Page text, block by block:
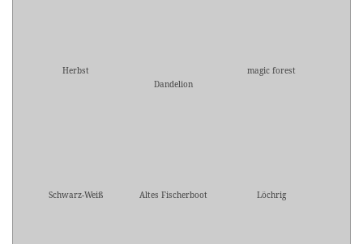
Herbst
Dandelion
magic forest
Schwarz-Weiß Altes Fischerboot Löchrig